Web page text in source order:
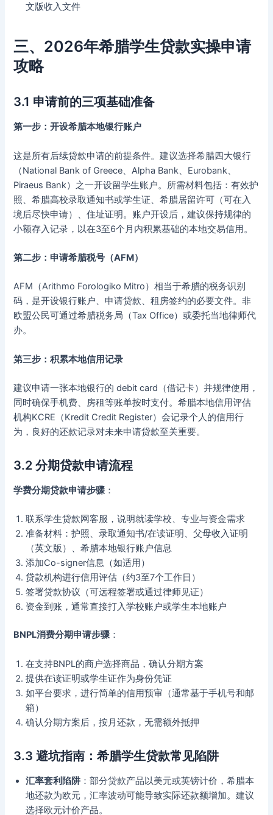
文版收入文件
三、2026年希腊学生贷款实操申请
攻略
3.1 申请前的三项基础准备
第一步：开设希腊本地银行账户
这是所有后续贷款申请的前提条件。建议选择希腊四大银行
（National Bank of Greece、Alpha Bank、Eurobank、
Piraeus Bank）之一开设留学生账户。所需材料包括：有效护
照、希腊高校录取通知书或学生证、希腊居留许可（可在入
境后尽快申请）、住址证明。账户开设后，建议保持规律的
小额存入记录，以在3至6个月内积累基础的本地交易信用。
第二步：申请希腊税号（AFM）
AFM（Arithmo Forologiko Mitro）相当于希腊的税务识别
码，是开设银行账户、申请贷款、租房签约的必要文件。非
欧盟公民可通过希腊税务局（Tax Office）或委托当地律师代
办。
第三步：积累本地信用记录
建议申请一张本地银行的 debit card（借记卡）并规律使用，
同时确保手机费、房租等账单按时支付。希腊本地信用评估
机构KCRE（Kredit Credit Register）会记录个人的信用行
为，良好的还款记录对未来申请贷款至关重要。
3.2 分期贷款申请流程
学费分期贷款申请步骤 ：
联系学生贷款网客服，说明就读学校、专业与资金需求
准备材料：护照、录取通知书/在读证明、父母收入证明
（英文版）、希腊本地银行账户信息
添加Co-signer信息（如适用）
贷款机构进行信用评估（约3至7个工作日）
签署贷款协议（可远程签署或通过律师见证）
资金到账，通常直接打入学校账户或学生本地账户
BNPL消费分期申请步骤 ：
在支持BNPL的商户选择商品，确认分期方案
提供在读证明或学生证作为身份凭证
如平台要求，进行简单的信用预审（通常基于手机号和邮
箱）
确认分期方案后，按月还款，无需额外抵押
3.3 避坑指南：希腊学生贷款常见陷阱
汇率套利陷阱 ：部分贷款产品以美元或英镑计价，希腊本
地还款为欧元，汇率波动可能导致实际还款额增加。建议
选择欧元计价产品。